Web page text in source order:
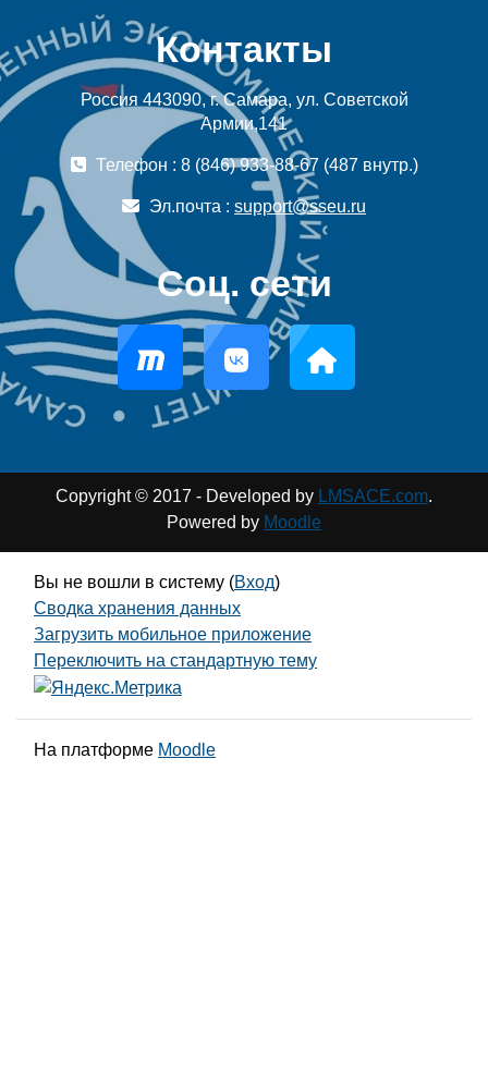
Контакты
Россия 443090, г. Самара, ул. Советской
Армии,141
Телефон : 8 (846) 933-88-67 (487 внутр.)
Эл.почта : support@sseu.ru
Соц. сети
Copyright © 2017 - Developed by LMSACE.com.
Powered by Moodle
Вы не вошли в систему (Вход)
Сводка хранения данных
Загрузить мобильное приложение
Переключить на стандартную тему
На платформе Moodle